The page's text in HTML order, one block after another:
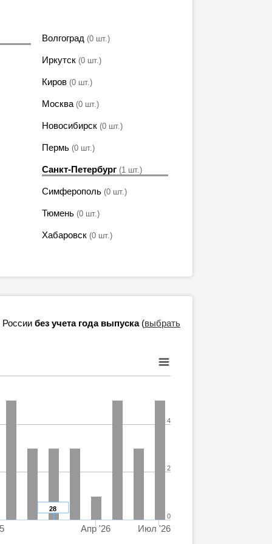
Волгоград (0 шт.)
Иркутск (0 шт.)
Киров (0 шт.)
Москва (0 шт.)
Новосибирск (0 шт.)
Пермь (0 шт.)
Санкт-Петербург (1 шт.)
Симферополь (0 шт.)
Тюмень (0 шт.)
Хабаровск (0 шт.)
России без учета года выпуска(выбрать
28
Апр '26 Июл '26
0
2
4